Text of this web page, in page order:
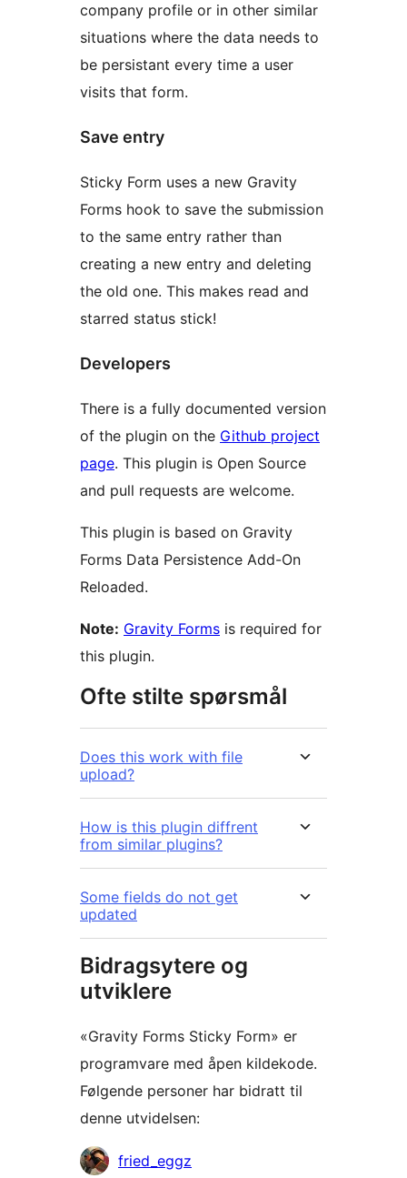
company profile or in other similar
situations where the data needs to
be persistant every time a user
visits that form.
Save entry
Sticky Form uses a new Gravity
Forms hook to save the submission
to the same entry rather than
creating a new entry and deleting
the old one. This makes read and
starred status stick!
Developers
There is a fully documented version
of the plugin on the Github project
page. This plugin is Open Source
and pull requests are welcome.
This plugin is based on Gravity
Forms Data Persistence Add-On
Reloaded.
Note: Gravity Forms is required for
this plugin.
Ofte stilte spørsmål
Does this work with file
upload?
How is this plugin diffrent
from similar plugins?
Some fields do not get
updated
Bidragsytere og
utviklere
«Gravity Forms Sticky Form» er
programvare med åpen kildekode.
Følgende personer har bidratt til
denne utvidelsen:
Bidragsytere
fried_eggz